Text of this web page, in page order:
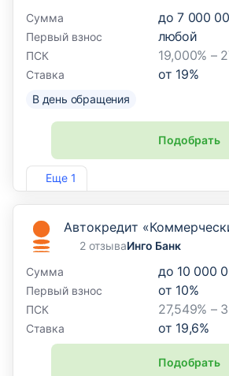
Еще 1
Сумма
до 7 000
Первый взнос любой
ПСК 19,000% –
Ставка от 19%
В день обращения
Подобрать
Лиц. №1745
Автокредит
2 отзываИнго Банк
Сумма
до 10 000
Первый взнос от 10%
ПСК 27,549% –
Ставка от 19,6%
Подобрать